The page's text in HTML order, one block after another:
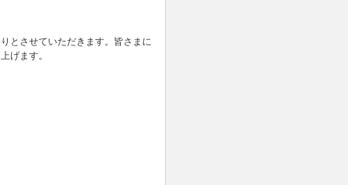
とさせていただきます。皆さまに
げます。